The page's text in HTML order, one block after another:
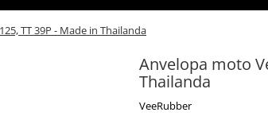
TT 39P - Made in Thailanda
Anvelopa moto
Thailanda
VeeRubber